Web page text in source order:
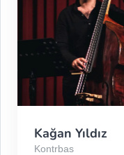
Kağan Yıldız
Kontrbas